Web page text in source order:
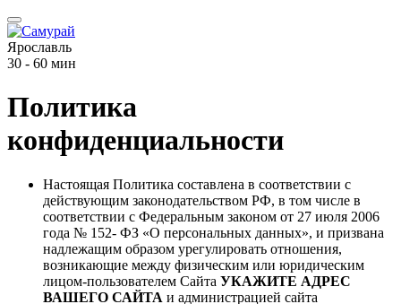
Ярославль
30 - 60 мин
Политика
конфиденциальности
Настоящая Политика составлена в соответствии с
действующим законодательством РФ, в том числе в
соответствии с Федеральным законом от 27 июля 2006
года № 152- ФЗ «О персональных данных», и призвана
надлежащим образом урегулировать отношения,
возникающие между физическим или юридическим
лицом-пользователем Сайта УКАЖИТЕ АДРЕС
ВАШЕГО САЙТА и администрацией сайта